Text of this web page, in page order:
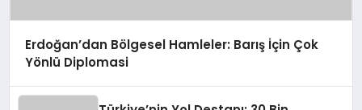
Erdoğan’dan Bölgesel Hamleler: Barış İçin Çok
Yönlü Diplomasi